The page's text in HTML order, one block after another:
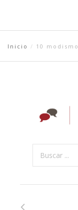
Inicio 10